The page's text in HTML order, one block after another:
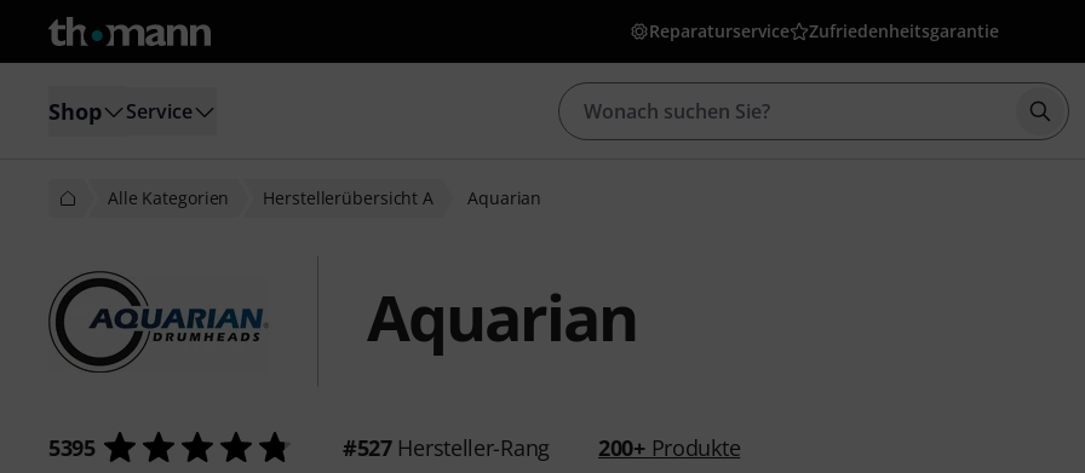
Reparaturservice Zufriedenheitsgarantie
Shop Service
Alle Kategorien Herstellerübersicht A Aquarian
Aquarian
5395 #527Hersteller-Rang 200+Produkte